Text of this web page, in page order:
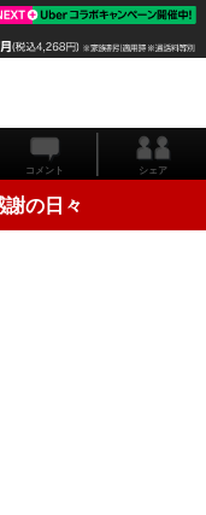
コメント シェア
の日々